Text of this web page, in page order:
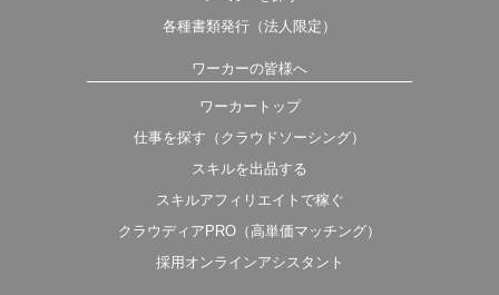
各種書類発行（法人限定）
ワーカーの皆様へ
ワーカートップ
仕事を探す（クラウドソーシング）
スキルを出品する
スキルアフィリエイトで稼ぐ
クラウディアPRO（高単価マッチング）
採用オンラインアシスタント